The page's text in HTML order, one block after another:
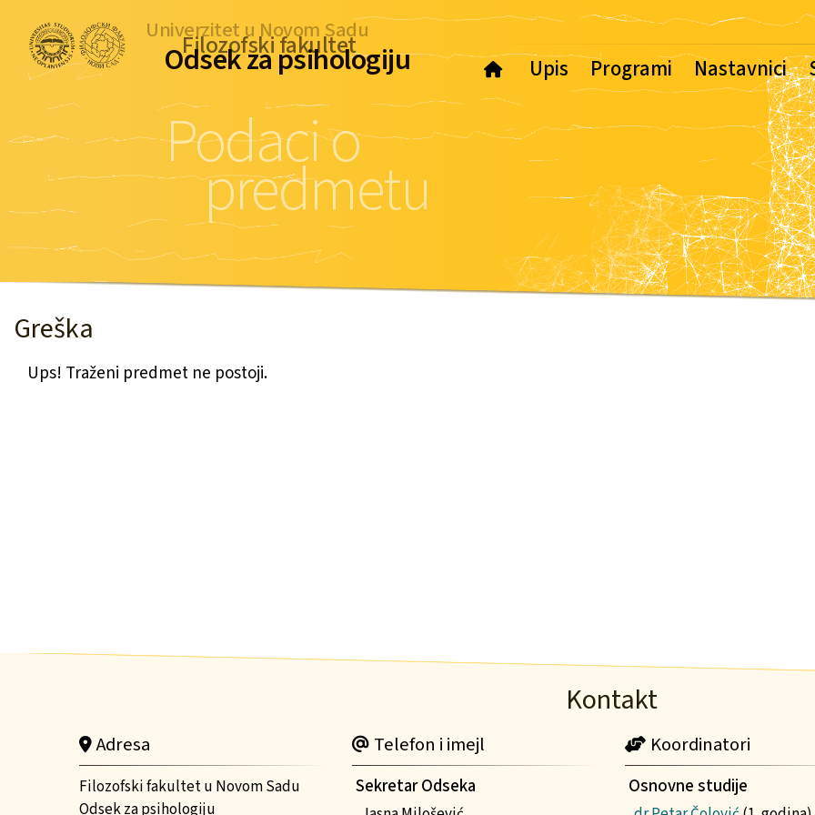
Upis
Masterske
Programi Nastavnici
Podaci o
predmetu
Univerzitet u Novom Sadu
Filozofski fakultet
Odsek za psihologiju
Greška
Ups! Traženi predmet ne postoji.
Kontakt
Adresa
Filozofski fakultet u Novom Sadu
Odsek za psihologiju
Telefon i imejl
Sekretar Odseka
Koordinatori
Osnovne studije